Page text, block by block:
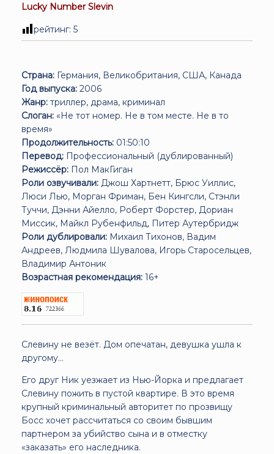
Lucky Number Slevin
рейтинг: 5
Страна: Германия, Великобритания, США, Канада
Год выпуска: 2006
Жанр: триллер, драма, криминал
Слоган: «Не тот номер. Не в том месте. Не в то
время»
Продолжительность: 01:50:10
Перевод: Профессиональный (дублированный)
Режиссёр: Пол МакГиган
Роли озвучивали: Джош Хартнетт, Брюс Уиллис,
Люси Лью, Морган Фриман, Бен Кингсли, Стэнли
Туччи, Дэнни Айелло, Роберт Форстер, Дориан
Миссик, Майкл Рубенфильд, Питер Аутербридж
Роли дублировали: Михаил Тихонов, Вадим
Андреев, Людмила Шувалова, Игорь Старосельцев,
Владимир Антоник
Возрастная рекомендация: 16+
Слевину не везёт. Дом опечатан, девушка ушла к
другому…
Его друг Ник уезжает из Нью-Йорка и предлагает
Слевину пожить в пустой квартире. В это время
крупный криминальный авторитет по прозвищу
Босс хочет рассчитаться со своим бывшим
партнером за убийство сына и в отместку
«заказать» его наследника.